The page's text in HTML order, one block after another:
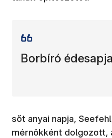
Borbíró
sőt anyai napja,
mérnökként dolgozott,